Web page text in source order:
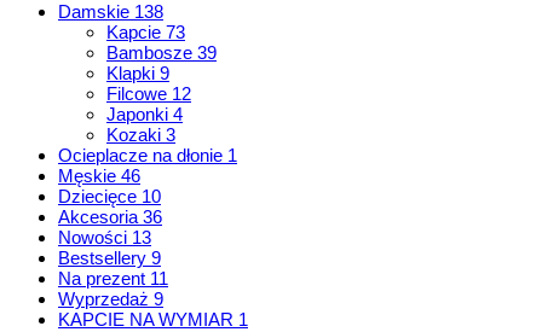
Damskie 138
Kapcie 73
Bambosze 39
Klapki 9
Filcowe 12
Japonki 4
Kozaki 3
Ocieplacze na dłonie 1
Męskie 46
Dziecięce 10
Akcesoria 36
Nowości 13
Bestsellery 9
Na prezent 11
Wyprzedaż 9
KAPCIE NA WYMIAR 1